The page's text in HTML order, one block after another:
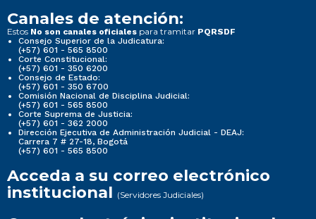
Canales de atención:
Estos No son canales oficiales para tramitar PQRSDF
Consejo Superior de la Judicatura:
(+57) 601 - 565 8500
Corte Constitucional:
(+57) 601 - 350 6200
Consejo de Estado:
(+57) 601 - 350 6700
Comisión Nacional de Disciplina Judicial:
(+57) 601 - 565 8500
Corte Suprema de Justicia:
(+57) 601 - 362 2000
Dirección Ejecutiva de Administración Judicial - DEAJ:
Carrera 7 # 27-18, Bogotá
(+57) 601 - 565 8500
Acceda a su correo electrónico
institucional (Servidores Judiciales)